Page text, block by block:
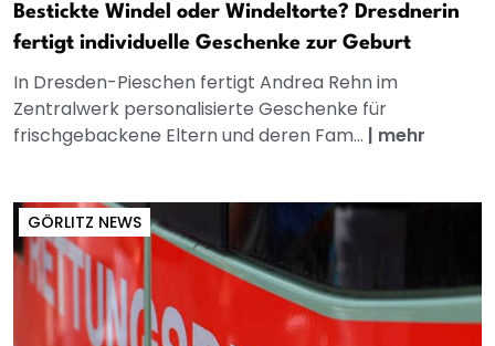
Bestickte Windel oder Windeltorte? Dresdnerin
fertigt individuelle Geschenke zur Geburt
In Dresden-Pieschen fertigt Andrea Rehn im
Zentralwerk personalisierte Geschenke für
frischgebackene Eltern und deren Fam... | mehr
GÖRLITZ NEWS